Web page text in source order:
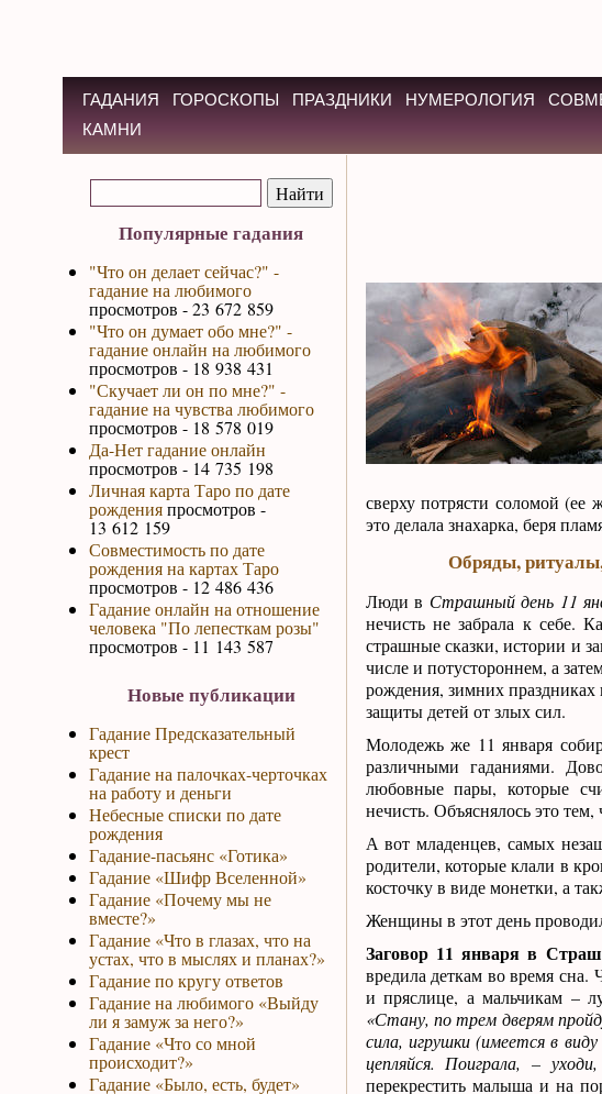
ГАДАНИЯ ГОРОСКОПЫ ПРАЗДНИКИ НУМЕРОЛОГИЯ
КАМНИ
Популярные гадания
"Что он делает сейчас?" -
гадание на любимого
просмотров - 23 672 859
"Что он думает обо мне?" -
гадание онлайн на любимого
просмотров - 18 938 431
"Скучает ли он по мне?" -
гадание на чувства любимого
просмотров - 18 578 019
Да-Нет гадание онлайн
просмотров - 14 735 198
Личная карта Таро по дате
рожденияпросмотров -
13 612 159
Совместимость по дате
рождения на картах Таро
просмотров - 12 486 436
Гадание онлайн на отношение
человека "По лепесткам розы"
просмотров - 11 143 587
Новые публикации
Гадание Предсказательный
крест
Гадание на палочках-черточках
на работу и деньги
Небесные списки по дате
рождения
Гадание-пасьянс «Готика»
Гадание «Шифр Вселенной»
Гадание «Почему мы не
вместе?»
Гадание «Что в глазах, что на
устах, что в мыслях и планах?»
Гадание по кругу ответов
Гадание на любимого «Выйду
ли я замуж за него?»
Гадание «Что со мной
происходит?»
Гадание «Было, есть, будет»
сверху потрясти соломой (ее
это делала знахарка, беря
Обряды,
Люди в Страшный день 11
нечисть не забрала к себе.
страшные сказки, истории и
числе и потустороннем, а
рождения, зимних
защиты детей от злых сил.
Молодежь же 11 января
различными гаданиями.
любовные пары, которые
нечисть. Объяснялось это
А вот младенцев, самых
родители, которые клали в
косточку в виде монетки, а
Женщины в этот день
Заговор 11 января в
вредила деткам во время сна.
и пряслице, а мальчикам –
«Стану, по трем дверям
сила, игрушки (имеется в
цепляйся. Поиграла, –
перекрестить малыша и на